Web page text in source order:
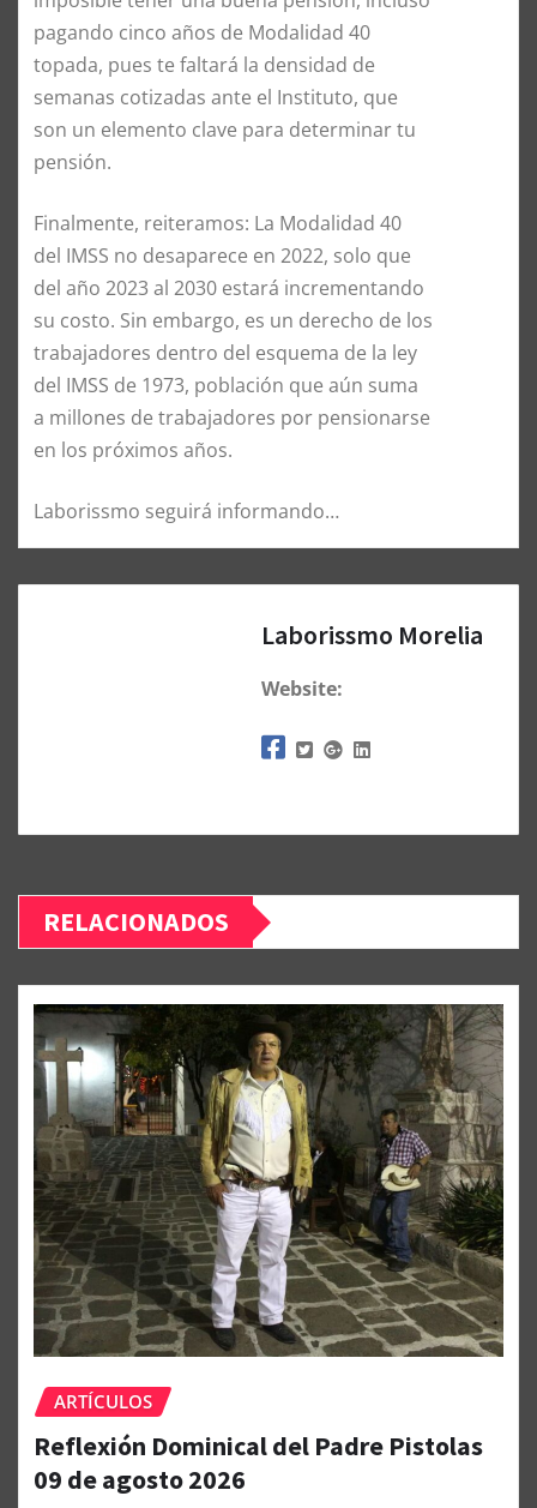
pagando cinco años de Modalidad 40
topada, pues te faltará la densidad de
semanas cotizadas ante el Instituto, que
son un elemento clave para determinar tu
pensión.
Finalmente, reiteramos: La Modalidad 40
del IMSS no desaparece en 2022, solo que
del año 2023 al 2030 estará incrementando
su costo. Sin embargo, es un derecho de los
trabajadores dentro del esquema de la ley
del IMSS de 1973, población que aún suma
a millones de trabajadores por pensionarse
en los próximos años.
Laborissmo seguirá informando…
Laborissmo Morelia
Website:
RELACIONADOS
ARTÍCULOS
Reflexión Dominical del Padre Pistolas
09 de agosto 2026